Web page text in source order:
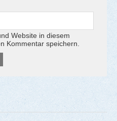
Website in diesem
Kommentar speichern.